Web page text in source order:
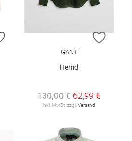
ZUR WUNSCHLISTE HINZUFÜGEN
ZUR
GANT
Hemd
130,00 € 62,99 €
inkl. MwSt. zzgl. Versand